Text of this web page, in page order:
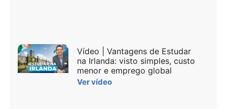
Vídeo | Vantagens de Estudar
na Irlanda: visto simples, custo
menor e emprego global
Ver vídeo